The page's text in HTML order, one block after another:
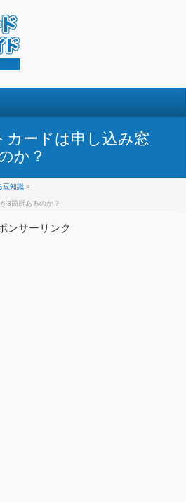
カードは申し込み窓
か？
豆知識 »
3箇所あるのか？
ンサーリンク